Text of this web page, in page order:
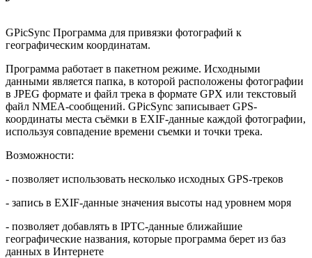
GPicSync Программа для привязки фотографий к
географическим координатам.
Программа работает в пакетном режиме. Исходными
данными является папка, в которой расположены фотографии
в JPEG формате и файл трека в формате GPX или текстовый
файл NMEA-сообщений. GPicSync записывает GPS-
координаты места съёмки в EXIF-данные каждой фотографии,
используя совпадение времени съемки и точки трека.
Возможности:
- позволяет использовать несколько исходных GPS-треков
- запись в EXIF-данные значения высоты над уровнем моря
- позволяет добавлять в IPTC-данные ближайшие
географические названия, которые программа берет из баз
данных в Интернете